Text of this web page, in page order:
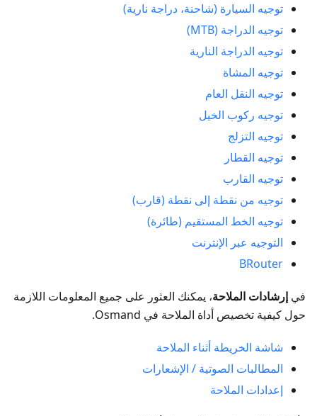
توجيه السيارة (شاحنة، دراجة نارية)
توجيه الدراجة (MTB)
توجيه الدراجة النارية
توجيه المشاة
توجيه النقل العام
توجيه ركوب الخيل
توجيه التزلج
توجيه القطار
توجيه القارب
توجيه من نقطة إلى نقطة (قارب)
توجيه الخط المستقيم (طائرة)
التوجيه عبر الإنترنت
BRouter
في إرشادات الملاحة، يمكنك العثور على جميع المعلومات اللازمة
حول كيفية تخصيص أداة الملاحة في Osmand.
شاشة الخريطة أثناء الملاحة
المطالبات الصوتية / الإشعارات
إعدادات الملاحة